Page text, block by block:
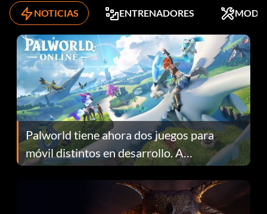
NOTICIAS ENTRENADORES MODS
Palworld tiene ahora dos juegos para
móvil distintos en desarrollo. A
continuación te explicamos por qué.